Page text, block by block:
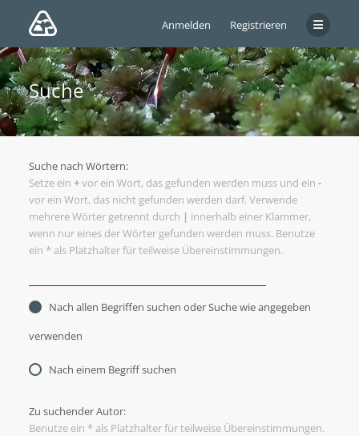
Anmelden Registrieren
Suche
Suche nach Wörtern:
Setze ein +vor ein Wort, das gefunden werden muss und ein -
vor ein Wort, das nicht gefunden werden darf. Verwende
mehrere Wörter getrennt durch | innerhalb einer Klammer,
wenn nur eines der Wörter gefunden werden muss. Benutze
ein * als Platzhalter für teilweise Übereinstimmungen.
Nach allen Begriffen suchen oder Suche wie angegeben
verwenden
Nach einem Begriff suchen
Zu suchender Autor:
Benutze ein * als Platzhalter für teilweise Übereinstimmungen.